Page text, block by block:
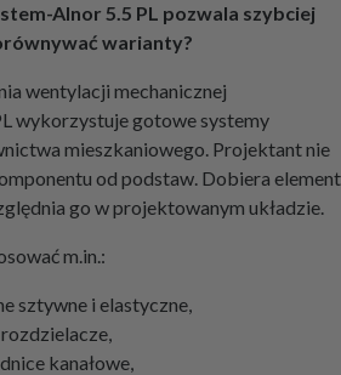
Alnor 5.5 PL pozwala szybciej
warianty?
wentylacji mechanicznej
wykorzystuje gotowe systemy
mieszkaniowego. Projektant nie
od podstaw. Dobiera element
go w projektowanym układzie.
m.in.:
sztywne i elastyczne,
kanałowe,